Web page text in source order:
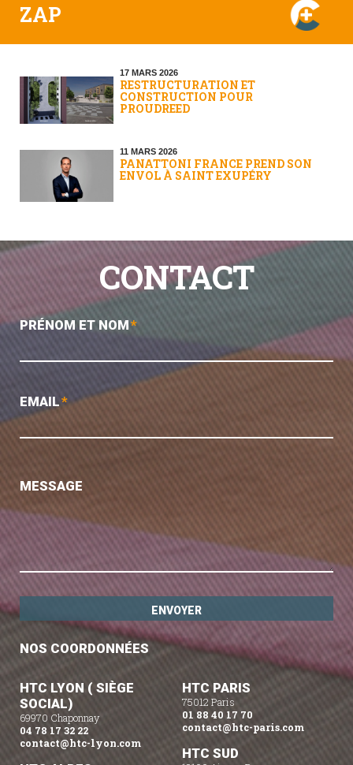
ZAP
17 MARS 2026
RESTRUCTURATION ET
CONSTRUCTION POUR
PROUDREED
11 MARS 2026
PANATTONI FRANCE PREND SON
ENVOL À SAINT EXUPÉRY
CONTACT
PRÉNOM ET NOM*
EMAIL*
MESSAGE
NOS COORDONNÉES
HTC LYON ( SIÈGE
SOCIAL)
69970 Chaponnay
04 78 17 32 22
contact@htc-lyon.com
HTC PARIS
75012 Paris
01 88 40 17 70
contact@htc-paris.com
HTC SUD